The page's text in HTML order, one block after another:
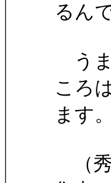
るん
うま
ころ
ます。
（秀